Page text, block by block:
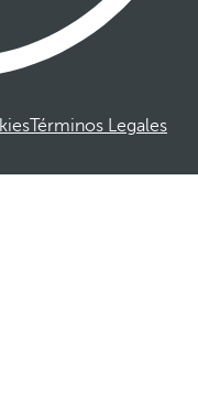
Términos Legales